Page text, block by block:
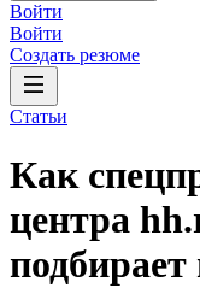
Войти
Войти
Создать резюме
Статьи
Как
центра